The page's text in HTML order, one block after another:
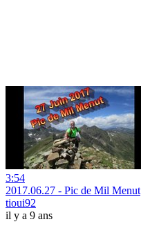
3:54
2017.06.27 - Pic de Mil Menut
tioui92
il y a 9 ans